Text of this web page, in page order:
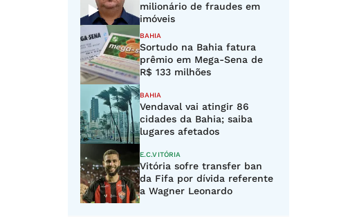
milionário de fraudes em
imóveis
BAHIA
Sortudo na Bahia fatura
prêmio em Mega-Sena de
R$ 133 milhões
BAHIA
Vendaval vai atingir 86
cidades da Bahia; saiba
lugares afetados
E.C.VITÓRIA
Vitória sofre transfer ban
da Fifa por dívida referente
a Wagner Leonardo